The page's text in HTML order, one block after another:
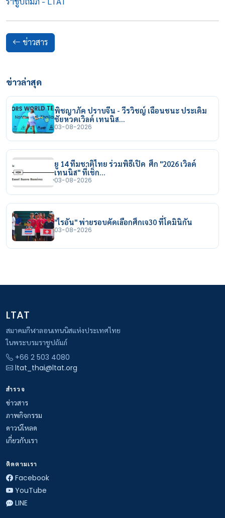
ข่าวสาร
ข่าวล่าสุด
พิชญาภัค ปราบจีน - วีรวิชญ์ เฉือนชนะ ประเดิม
ชัยหวดเวิลด์ เทนนิส…
03-08-2026
ยู 14 ทีมชาติไทย ร่วมพิธีเปิด ศึก "2026 เวิลด์
เทนนิส" ที่เช็ก…
03-08-2026
"ไรอัน" พ่ายรอบคัดเลือกศึกเจ30 ที่โดมินิกัน
03-08-2026
LTAT
สมาคมกีฬาลอนเทนนิสแห่งประเทศไทย
ในพระบรมราชูปถัมภ์
+66 2 503 4080
ltat_thai@ltat.org
สำรวจ
ข่าวสาร
ภาพกิจกรรม
ดาวน์โหลด
เกี่ยวกับเรา
ติดตามเรา
Facebook
YouTube
LINE